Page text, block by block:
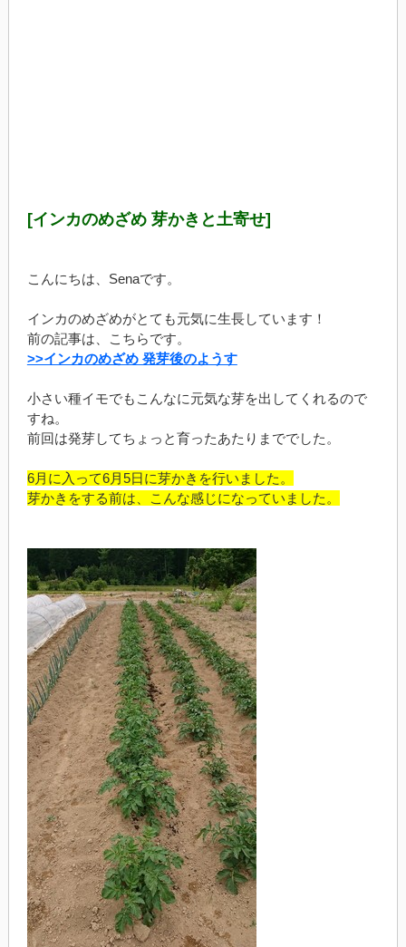
[インカのめざめ 芽かきと土寄せ]
こんにちは、Senaです。
インカのめざめがとても元気に生長しています！
前の記事は、こちらです。
>>インカのめざめ 発芽後のようす
小さい種イモでもこんなに元気な芽を出してくれるので
すね。
前回は発芽してちょっと育ったあたりまででした。
6月に入って6月5日に芽かきを行いました。
芽かきをする前は、こんな感じになっていました。